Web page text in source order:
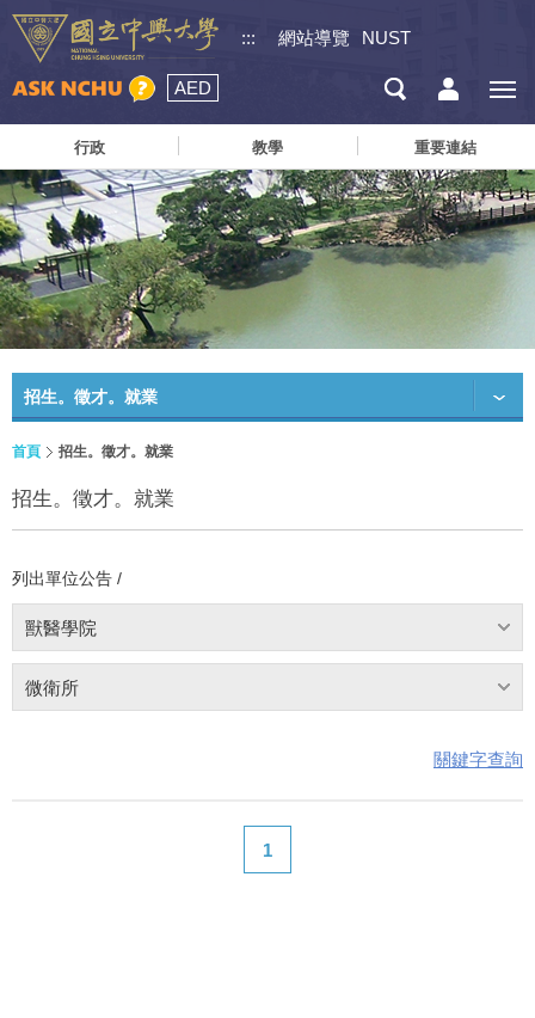
::: 網站導覽 NUST
AED
行政 教學 重要連結
招生。徵才。就業
首頁 招生。徵才。就業
招生。徵才。就業
列出單位公告 /
獸醫學院
微衛所
關鍵字查詢
1